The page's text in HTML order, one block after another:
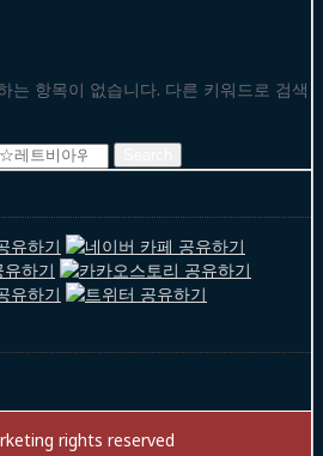
는 항목이 없습니다. 다른 키워드로 검색
rights reserved